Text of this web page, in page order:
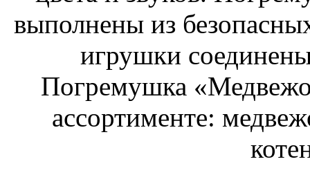
выполнены из
игрушки
Погремушка
ассортименте: